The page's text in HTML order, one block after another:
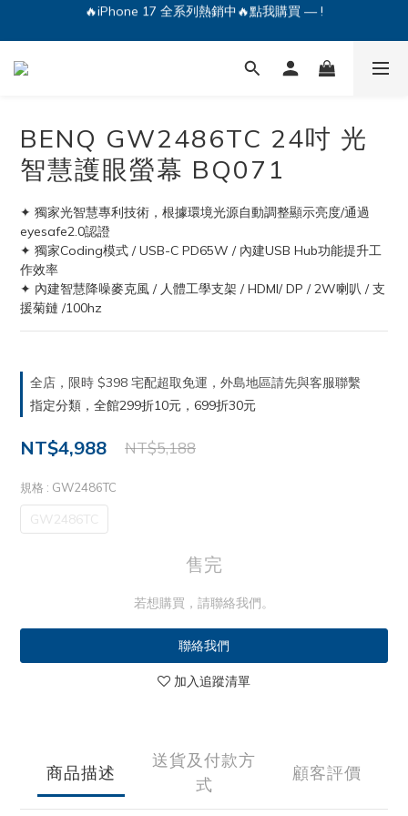
🔥iPhone 17 全系列熱銷中🔥點我購買 — !
💕加入Q哥 Line 新好友領優惠券！🎫
🔥iPhone 17 全系列熱銷中🔥點我購買 — !
BENQ GW2486TC 24吋 光
智慧護眼螢幕 BQ071
✦ 獨家光智慧專利技術，根據環境光源自動調整顯示亮度/通過
eyesafe2.0認證
✦ 獨家Coding模式 / USB-C PD65W / 內建USB Hub功能提升工
作效率
✦ 內建智慧降噪麥克風 / 人體工學支架 / HDMI/ DP / 2W喇叭 / 支
援菊鏈 /100hz
全店，限時 $398 宅配超取免運，外島地區請先與客服聯繫
指定分類，全館299折10元，699折30元
NT$4,988 NT$5,188
規格 : GW2486TC
GW2486TC
售完
若想購買，請聯絡我們。
聯絡我們
加入追蹤清單
商品描述
送貨及付款方
式
顧客評價